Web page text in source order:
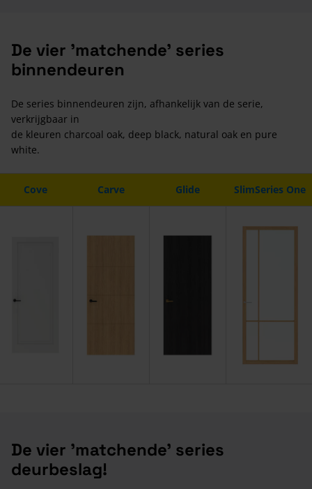
De vier 'matchende' series
binnendeuren
De series binnendeuren zijn, afhankelijk van de serie,
verkrijgbaar in
de kleuren charcoal oak, deep black, natural oak en pure
white.
Cove Carve Glide SlimSeries One
De vier 'matchende' series
deurbeslag!